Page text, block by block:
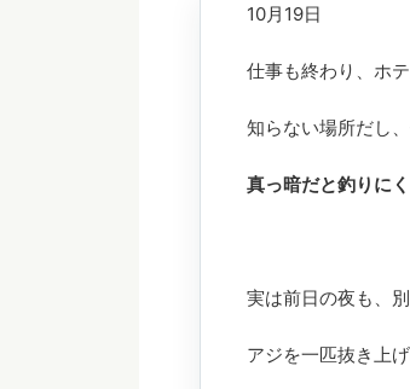
10月19日
仕事も終わり、ホ
知らない場所だし
真っ暗だと釣りにく
実は前日の夜も、
アジを一匹抜き上